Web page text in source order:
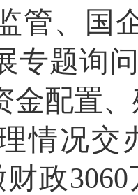
管、国
专题询
金配置
情况交
政3060